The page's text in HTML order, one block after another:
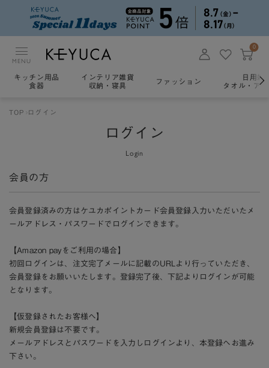
MENU
0
キッチン用品
食器
インテリア雑貨
収納・寝具
ファッション
日用雑
タオル・ア
TOP ログイン
ログイン
Login
会員の方
会員登録済みの方はケユカポイントカード会員登録入力いただいたメ
ールアドレス・パスワードでログインできます。
【Amazon payをご利用の場合】
初回ログインは、注文完了メールに記載のURLより行っていただき、
会員登録をお願いいたします。登録完了後、下記よりログインが可能
となります。
【仮登録されたお客様へ】
新規会員登録は不要です。
メールアドレスとパスワードを入力しログインより、本登録へお進み
下さい。